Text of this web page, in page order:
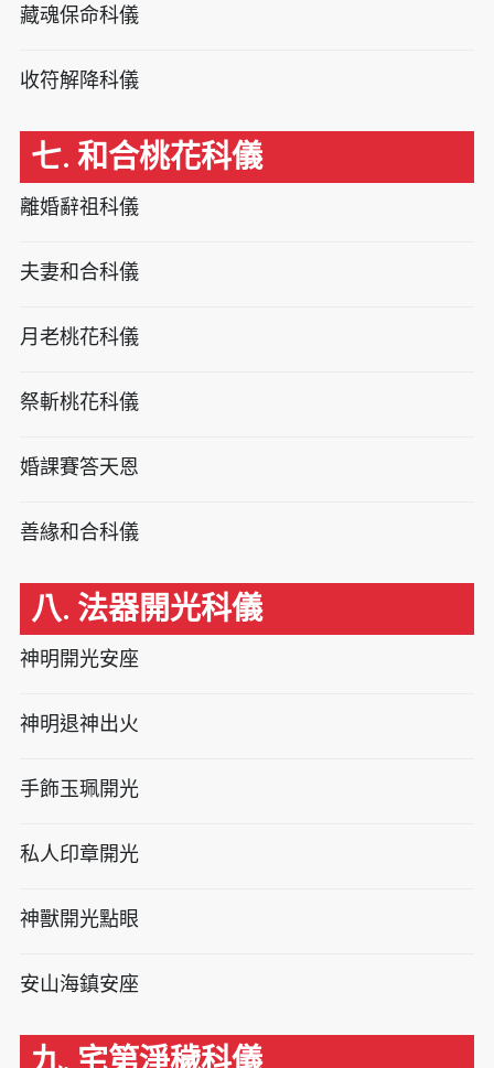
藏魂保命科儀
收符解降科儀
七. 和合桃花科儀
離婚辭祖科儀
夫妻和合科儀
月老桃花科儀
祭斬桃花科儀
婚課賽答天恩
善緣和合科儀
八. 法器開光科儀
神明開光安座
神明退神出火
手飾玉珮開光
私人印章開光
神獸開光點眼
安山海鎮安座